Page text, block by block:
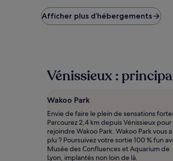
nuit
le
plus
24 dernières
base
d’un
séjour
d’une
nuit
pour
Afficher plus d’hébergements
Vénissieux :
Wakoo Park
Envie de faire le plein de sensations
Parcourez 2,4 km depuis Vénissieux pour
rejoindre Wakoo Park. Wakoo Park vous a
plu ? Poursuivez votre sortie 100 % fun
Musée des Confluences et Aquarium de
Lyon, implantés non loin de là.